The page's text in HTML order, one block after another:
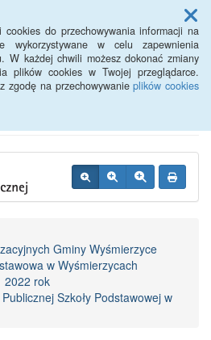
cookies do przechowywania informacji na
wykorzystywane w celu zapewnienia
W każdej chwili możesz dokonać zmiany
plików cookies w Twojej przeglądarce.
zgodę na przechowywanieplików cookies
Menu
Miejski
Gminy Wyśmierzyce
w Wyśmierzycach
2022 rok
Szkoły Podstawowej w